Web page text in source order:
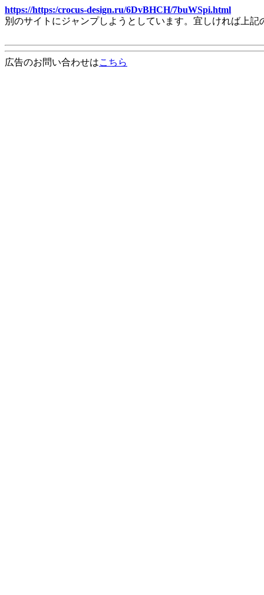
https://https:/crocus-design.ru/6DvBHCH/7buWSpi.html
別のサイトにジャンプしようとしています。宜しければ上
広告のお問い合わせはこちら